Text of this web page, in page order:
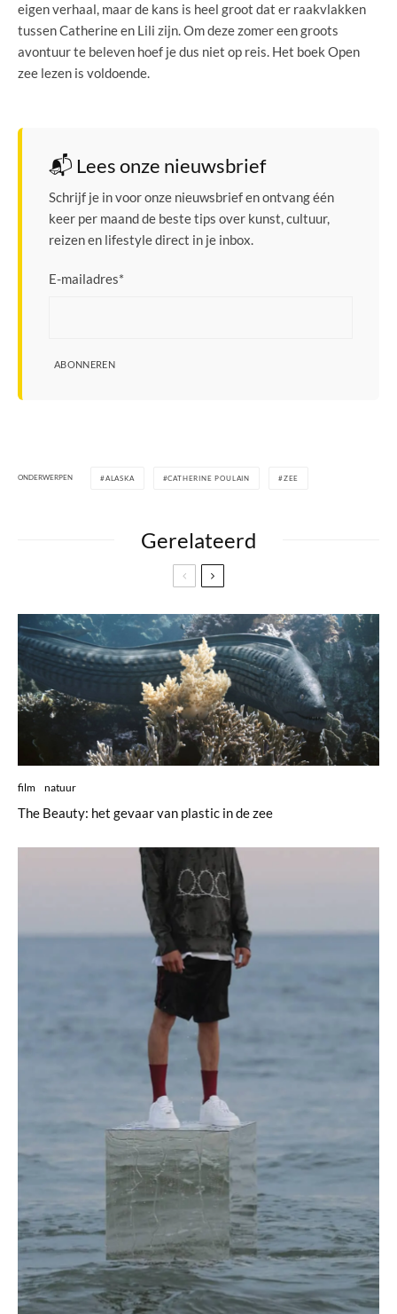
eigen verhaal, maar de kans is heel groot dat er raakvlakken
tussen Catherine en Lili zijn. Om deze zomer een groots
avontuur te beleven hoef je dus niet op reis. Het boek Open
zee lezen is voldoende.
📬 Lees onze nieuwsbrief
Schrijf je in voor onze nieuwsbrief en ontvang één
keer per maand de beste tips over kunst, cultuur,
reizen en lifestyle direct in je inbox.
E-mailadres*
ABONNEREN
ONDERWERPEN ALASKA CATHERINE POULAIN ZEE
Gerelateerd
film natuur
The Beauty: het gevaar van plastic in de zee